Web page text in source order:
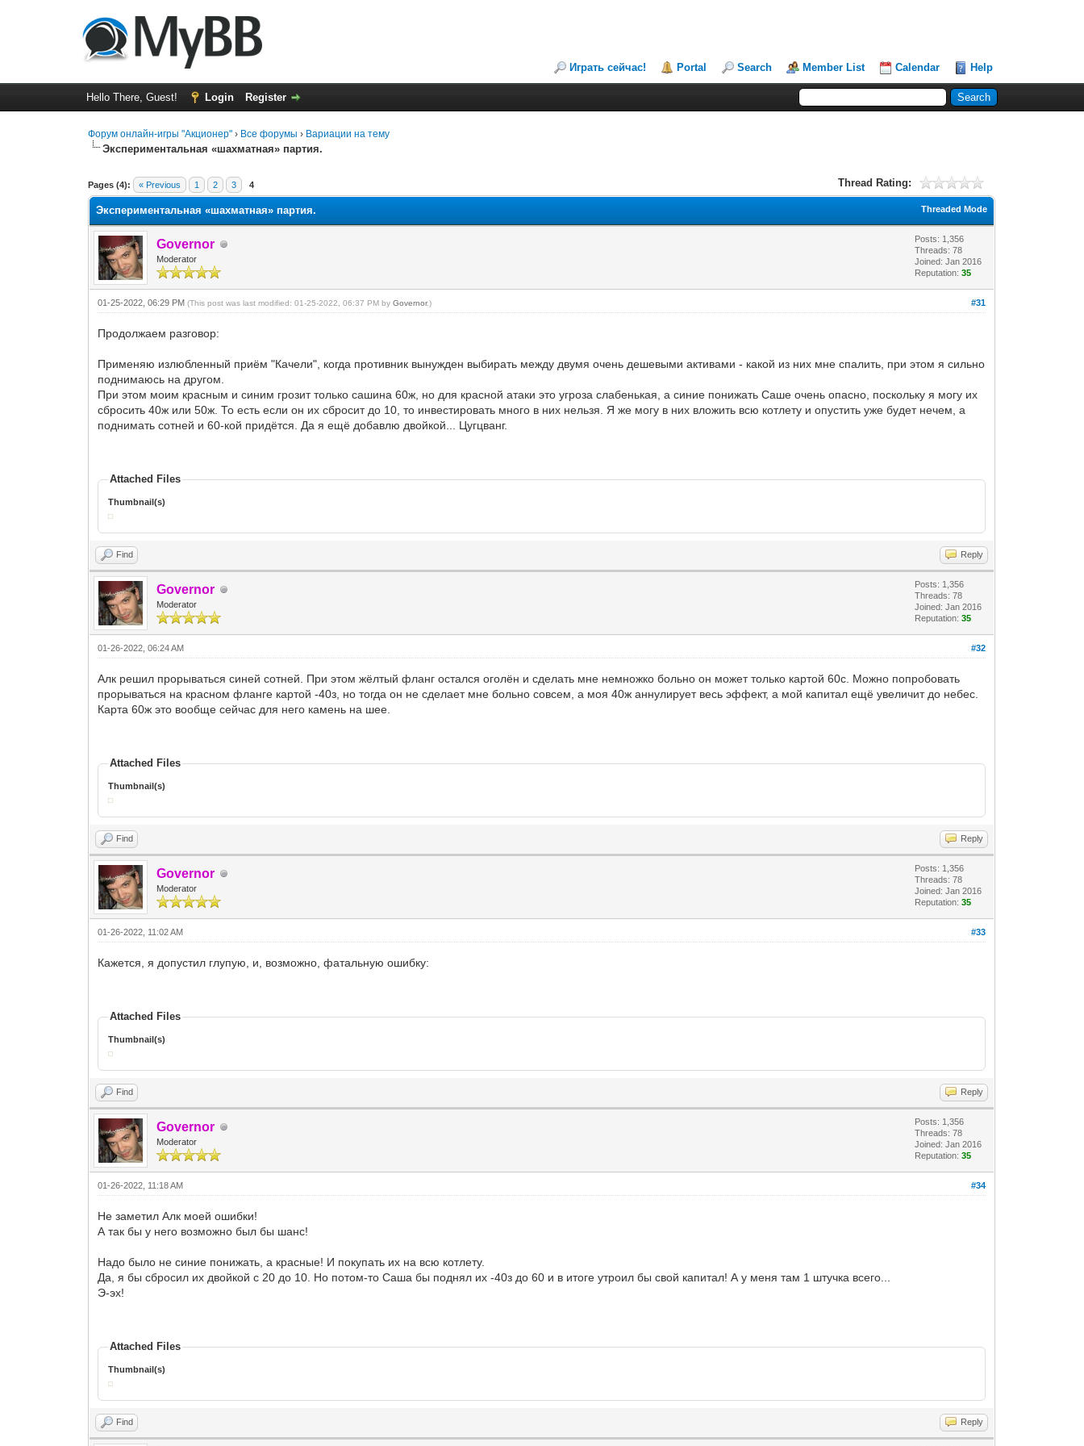
Играть сейчас! Portal Search Member List Calendar Help
Hello There, Guest! Login Register
Форум онлайн-игры "Акционер" › Все форумы › Вариации на тему
Экспериментальная «шахматная» партия.
Pages (4): « Previous 1 2 3 4 Thread Rating:
0 Vote(s) - 0 Average
1
2
3
4
5
Threaded Mode
Экспериментальная «шахматная» партия.
Governor
Moderator
Posts: 1,356
Threads: 78
Joined: Jan 2016
Reputation:35
#31
01-25-2022, 06:29 PM(This post was last modified: 01-25-2022, 06:37 PM byGovernor.)
Продолжаем разговор:
Применяю излюбленный приём "Качели", когда противник вынужден выбирать между двумя очень дешевыми активами - какой из них мне спалить, при этом я сильно
поднимаюсь на другом.
При этом моим красным и синим грозит только сашина 60ж, но для красной атаки это угроза слабенькая, а синие понижать Саше очень опасно, поскольку я могу их
сбросить 40ж или 50ж. То есть если он их сбросит до 10, то инвестировать много в них нельзя. Я же могу в них вложить всю котлету и опустить уже будет нечем, а
поднимать сотней и 60-кой придётся. Да я ещё добавлю двойкой... Цугцванг.
Attached Files
Thumbnail(s)
Find Reply
Governor
Moderator
Posts: 1,356
Threads: 78
Joined: Jan 2016
Reputation:35
#32
01-26-2022, 06:24 AM
Алк решил прорываться синей сотней. При этом жёлтый фланг остался оголён и сделать мне немножко больно он может только картой 60с. Можно попробовать
прорываться на красном фланге картой -40з, но тогда он не сделает мне больно совсем, а моя 40ж аннулирует весь эффект, а мой капитал ещё увеличит до небес.
Карта 60ж это вообще сейчас для него камень на шее.
Attached Files
Thumbnail(s)
Find Reply
Governor
Moderator
Posts: 1,356
Threads: 78
Joined: Jan 2016
Reputation:35
#33
01-26-2022, 11:02 AM
Кажется, я допустил глупую, и, возможно, фатальную ошибку:
Attached Files
Thumbnail(s)
Find Reply
Governor
Moderator
Posts: 1,356
Threads: 78
Joined: Jan 2016
Reputation:35
#34
01-26-2022, 11:18 AM
Не заметил Алк моей ошибки!
А так бы у него возможно был бы шанс!
Надо было не синие понижать, а красные! И покупать их на всю котлету.
Да, я бы сбросил их двойкой с 20 до 10. Но потом-то Саша бы поднял их -40з до 60 и в итоге утроил бы свой капитал! А у меня там 1 штучка всего...
Э-эх!
Attached Files
Thumbnail(s)
Find Reply